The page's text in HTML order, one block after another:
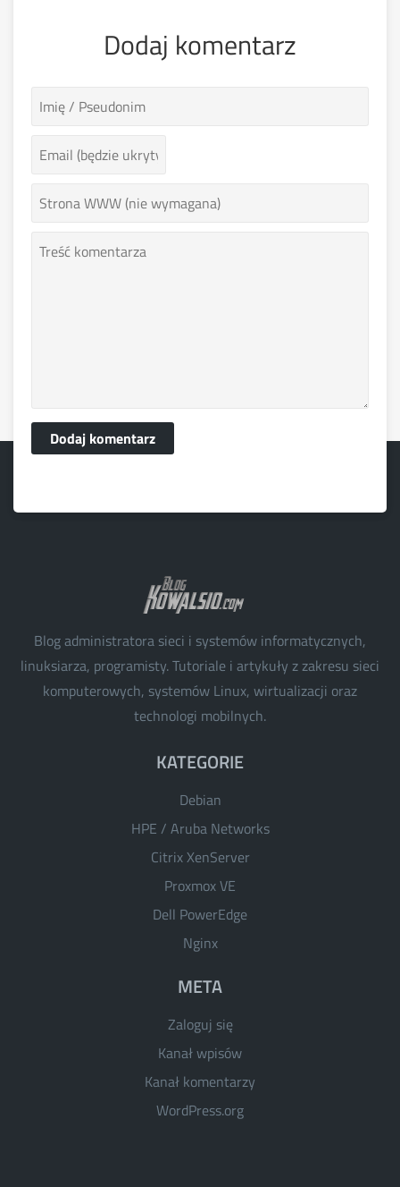
Dodaj komentarz
Dodaj komentarz
Blog administratora sieci i systemów informatycznych,
linuksiarza, programisty. Tutoriale i artykuły z zakresu sieci
komputerowych, systemów Linux, wirtualizacji oraz
technologi mobilnych.
KATEGORIE
Debian
HPE / Aruba Networks
Citrix XenServer
Proxmox VE
Dell PowerEdge
Nginx
META
Zaloguj się
Kanał wpisów
Kanał komentarzy
WordPress.org